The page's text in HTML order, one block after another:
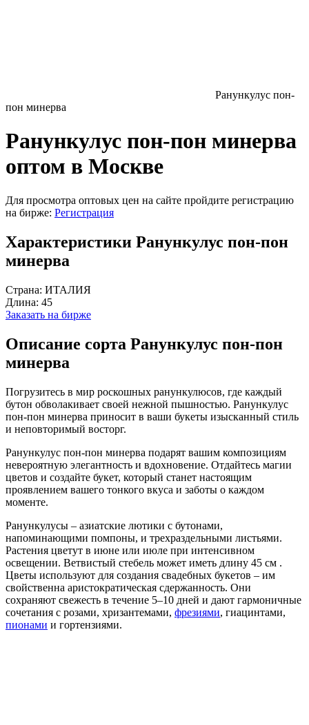
Ранункулус пон-
пон минерва
Ранункулус пон-пон минерва
оптом в Москве
Для просмотра оптовых цен на сайте пройдите регистрацию
на бирже: Регистрация
Характеристики Ранункулус пон-пон
минерва
Страна: ИТАЛИЯ
Длина: 45
Заказать на бирже
Описание сорта Ранункулус пон-пон
минерва
Погрузитесь в мир роскошных ранункулюсов, где каждый
бутон обволакивает своей нежной пышностью. Ранункулус
пон-пон минерва приносит в ваши букеты изысканный стиль
и неповторимый восторг.
Ранункулус пон-пон минерва подарят вашим композициям
невероятную элегантность и вдохновение. Отдайтесь магии
цветов и создайте букет, который станет настоящим
проявлением вашего тонкого вкуса и заботы о каждом
моменте.
Ранункулусы – азиатские лютики с бутонами,
напоминающими помпоны, и трехраздельными листьями.
Растения цветут в июне или июле при интенсивном
освещении. Ветвистый стебель может иметь длину 45 см .
Цветы используют для создания свадебных букетов – им
свойственна аристократическая сдержанность. Они
сохраняют свежесть в течение 5–10 дней и дают гармоничные
сочетания с розами, хризантемами, фрезиями, гиацинтами,
пионами и гортензиями.